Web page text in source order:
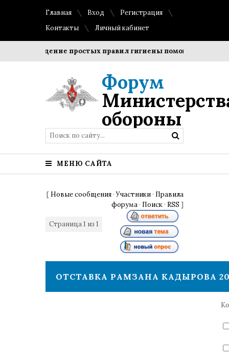
Главная Вход
Регистрация
Контакты
Личный кабинет
простых правил гигиены помогает сохранить
Форум
обороны
МЕНЮ САЙТА
[ Новые сообщения ·Участники · Правила
форума · Поиск · RSS ]
Страница1 из 1
ОТСТАВКА РАМЗАНА КАДЫРОВА